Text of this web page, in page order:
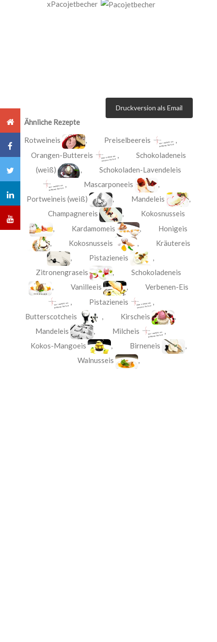
xPacojetbecher
Druckversion als Email
Ähnliche Rezepte
Rotweineis , Preiselbeereis
,
Orangen-Buttereis
,Schokoladeneis
(weiß)
,Schokoladen-Lavendeleis
, Mascarponeeis
,
Portweineis (weiß)
, Mandeleis
,
Champagnereis
, Kokosnusseis
, Kardamomeis , Honigeis
, Kokosnusseis , Kräutereis
, Pistazieneis
,
Zitronengraseis
,Schokoladeneis
, Vanilleeis , Verbenen-Eis
, Pistazieneis
,
Butterscotcheis
, Kirscheis
,
Mandeleis
, Milcheis
,
Kokos-Mangoeis
, Birneneis
,
Walnusseis
,